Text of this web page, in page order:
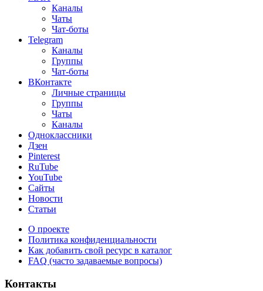
Каналы
Чаты
Чат-боты
Telegram
Каналы
Группы
Чат-боты
ВКонтакте
Личные страницы
Группы
Чаты
Каналы
Одноклассники
Дзен
Pinterest
RuTube
YouTube
Сайты
Новости
Статьи
О проекте
Политика конфиденциальности
Как добавить свой ресурс в каталог
FAQ (часто задаваемые вопросы)
Контакты